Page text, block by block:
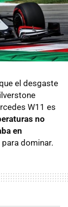
el desgaste
W11 es
no
en
dominar.